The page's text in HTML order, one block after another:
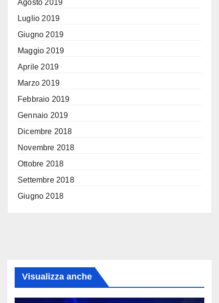
Agosto 2019
Luglio 2019
Giugno 2019
Maggio 2019
Aprile 2019
Marzo 2019
Febbraio 2019
Gennaio 2019
Dicembre 2018
Novembre 2018
Ottobre 2018
Settembre 2018
Giugno 2018
Visualizza anche